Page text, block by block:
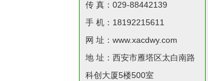
传 真：029-88442139
手 机：18192215611
网 址：www.xacdwy.com
地 址：西安市雁塔区太白南路
科创大厦5楼500室